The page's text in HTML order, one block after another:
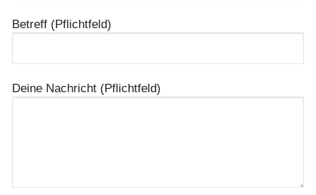
Betreff (Pflichtfeld)
Deine Nachricht (Pflichtfeld)